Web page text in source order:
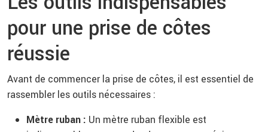
pour une prise de côtes
réussie
Avant de commencer la prise de côtes, il est essentiel de
rassembler les outils nécessaires :
Mètre ruban : Un mètre ruban flexible est